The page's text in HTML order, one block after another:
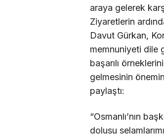
araya gelerek
Ziyaretlerin
Davut Gürkan,
memnuniyeti dile
başarılı
gelmesinin
paylaştı:
“Osmanlı’nın
dolusu